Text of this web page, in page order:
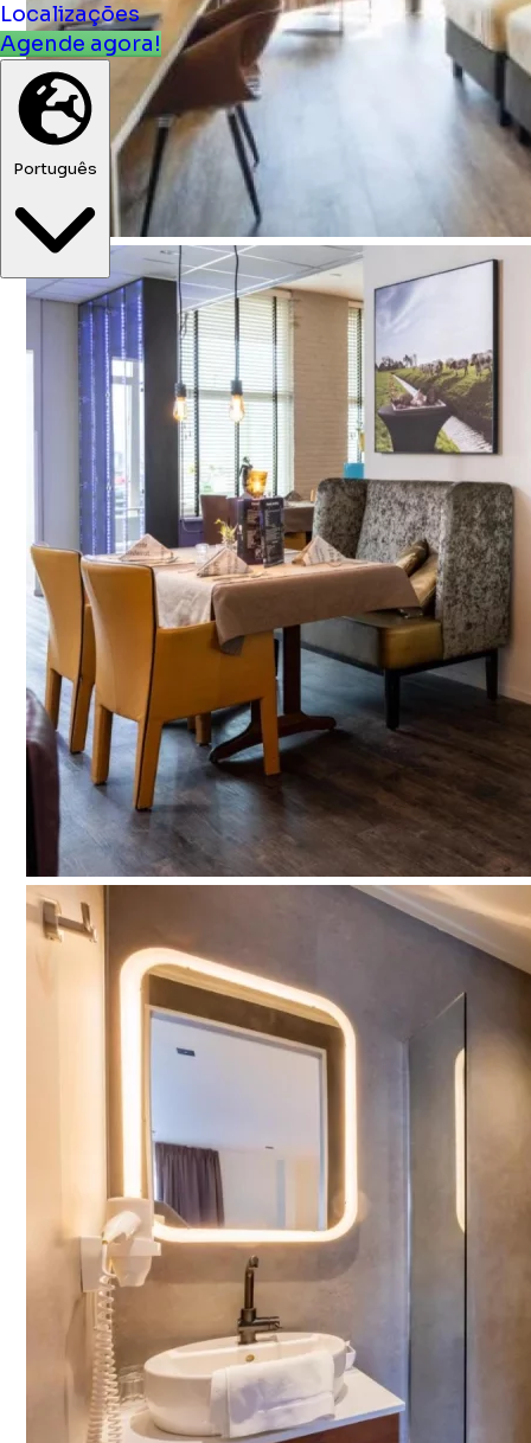
Agende agora!
Português